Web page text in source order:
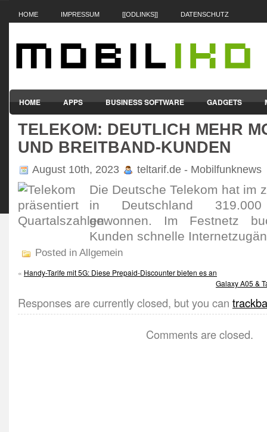
HOME IMPRESSUM [[ODLINKS]] DATENSCHUTZ
HOME APPS BUSINESS SOFTWARE GADGETS
SMARTPHONES & HANDYS TABLET-PCS VERTRÄGE &
TELEKOM: DEUTLICH MEHR
UND BREITBAND-KUNDEN
August 10th, 2023 teltarif.de - Mobilfunknews
Die Deut­sche Telekom hat im
in Deutsch­land 319.000
gewonnen. Im Fest­netz
Kunden schnelle
Posted in Allgemein
« Handy-Tarife mit 5G: Diese Prepaid-Discounter bieten es an
Galaxy A05 &
Responses are currently closed, but you can
Comments are closed.